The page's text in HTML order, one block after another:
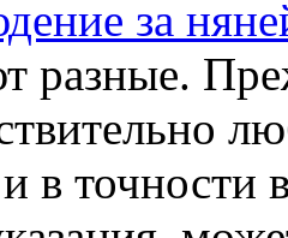
за
разные.
в точности